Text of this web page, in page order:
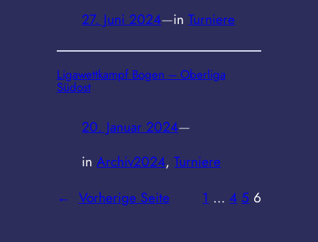
27. Juni 2024—inTurniere
Ligawettkampf Bogen – Oberliga
Südost
20. Januar 2024—
inArchiv2024, Turniere
← Vorherige Seite 1 … 4 5 6